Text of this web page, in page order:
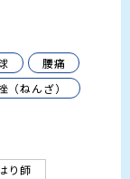
腰痛
（ねんざ）
り師